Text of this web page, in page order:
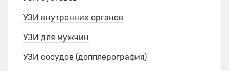
УЗИ внутренних органов
УЗИ для мужчин
УЗИ сосудов (допплерография)